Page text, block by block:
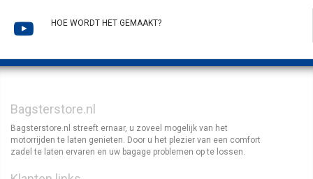
HOE WORDT HET GEMAAKT?
Bagsterstore.nl
Bagsterstore.nl streeft ernaar, u zoveel mogelijk van het
motorrijden te laten genieten. Door u het plezier van een comfort
zadel te laten ervaren en uw bagage problemen op te lossen.